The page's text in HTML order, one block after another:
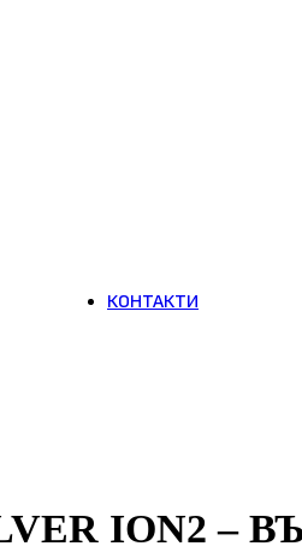
КОНТАКТИ
ION2 –